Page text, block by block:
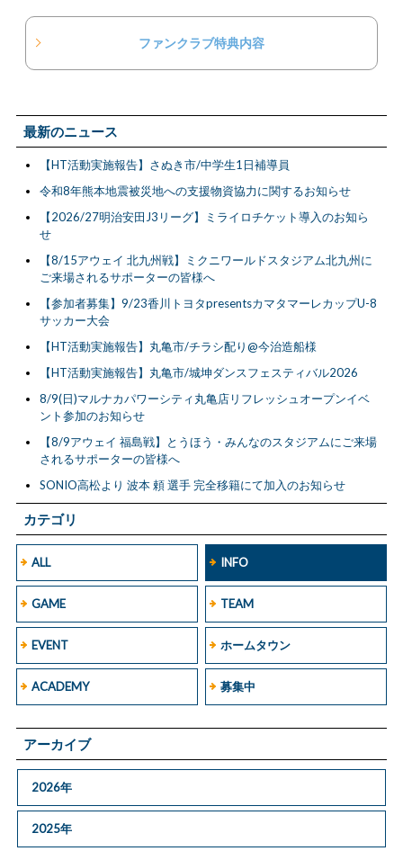
カテゴリ
ALL INFO
GAME TEAM
EVENT ホームタウン
ACADEMY 募集中
アーカイブ
2026年
2025年
ファンクラブ特典内容
最新のニュース
【HT活動実施報告】さぬき市/中学生1日補導員
令和8年熊本地震被災地への支援物資協力に関するお知らせ
【2026/27明治安田J3リーグ】ミライロチケット導入のお知ら
せ
【8/15アウェイ 北九州戦】ミクニワールドスタジアム北九州に
ご来場されるサポーターの皆様へ
【参加者募集】9/23香川トヨタpresentsカマタマーレカップU-8
サッカー大会
【HT活動実施報告】丸亀市/チラシ配り@今治造船様
【HT活動実施報告】丸亀市/城坤ダンスフェスティバル2026
8/9(日)マルナカパワーシティ丸亀店リフレッシュオープンイベ
ント参加のお知らせ
【8/9アウェイ 福島戦】とうほう・みんなのスタジアムにご来場
されるサポーターの皆様へ
SONIO高松より 波本 頼 選手 完全移籍にて加入のお知らせ